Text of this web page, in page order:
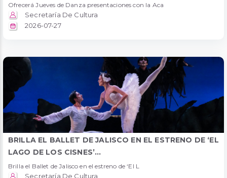
Ofrecerá Jueves de Danza presentaciones con la Aca
Secretaría De Cultura
2026-07-27
BRILLA EL BALLET DE JALISCO EN EL ESTRENO DE ‘EL
LAGO DE LOS CISNES’...
Brilla el Ballet de Jalisco en el estreno de ‘El L
Secretaría De Cultura